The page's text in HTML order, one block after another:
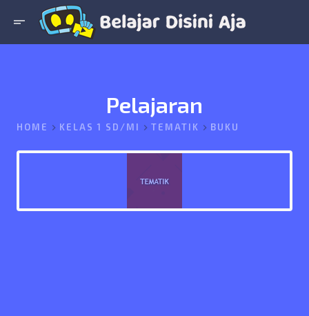
short_text
Pelajaran
HOME KELAS 1 SD/MI TEMATIK BUKU